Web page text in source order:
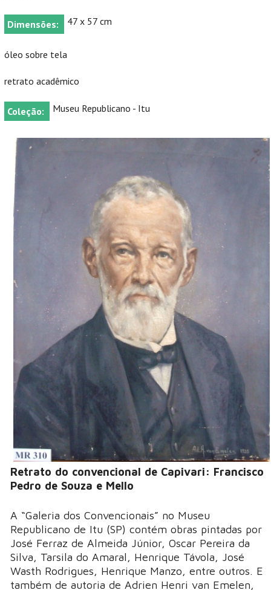
Dimensões: 47 x 57 cm
óleo sobre tela
retrato acadêmico
Coleção: Museu Republicano - Itu
Retrato do convencional de Capivari: Francisco
Pedro de Souza e Mello
A “Galeria dos Convencionais” no Museu
Republicano de Itu (SP) contém obras pintadas por
José Ferraz de Almeida Júnior, Oscar Pereira da
Silva, Tarsila do Amaral, Henrique Távola, José
Wasth Rodrigues, Henrique Manzo, entre outros. E
também de autoria de Adrien Henri van Emelen,